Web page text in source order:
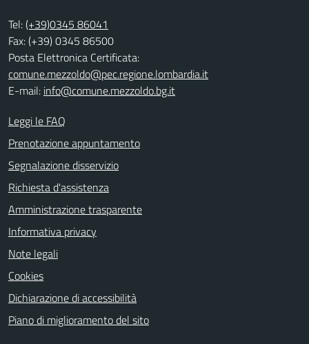
Tel:(+39)0345 86041
Fax: (+39) 0345 86500
Posta Elettronica Certificata:
comune.mezzoldo@pec.regione.lombardia.it
E-mail: info@comune.mezzoldo.bg.it
Leggi le FAQ
Prenotazione appuntamento
Segnalazione disservizio
Richiesta d'assistenza
Amministrazione trasparente
Informativa privacy
Note legali
Cookies
Dichiarazione di accessibilità
Piano di miglioramento del sito